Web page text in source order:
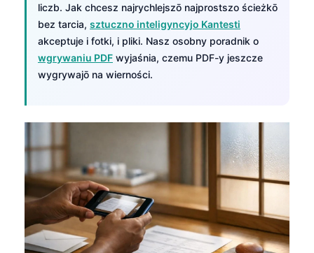
liczb. Jak chcesz najrychlejszō najprostszo ścieżkō
bez tarcia, sztuczno inteligyncyjo Kantesti
akceptuje i fotki, i pliki. Nasz osobny poradnik o
wgrywaniu PDF wyjaśnia, czemu PDF-y jeszcze
wygrywajō na wierności.